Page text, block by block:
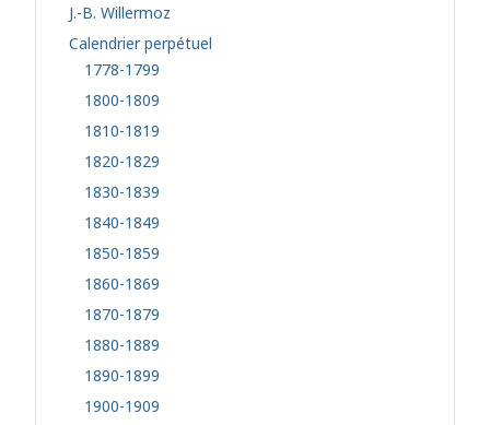
J.-B. Willermoz
Calendrier perpétuel
1778-1799
1800-1809
1810-1819
1820-1829
1830-1839
1840-1849
1850-1859
1860-1869
1870-1879
1880-1889
1890-1899
1900-1909